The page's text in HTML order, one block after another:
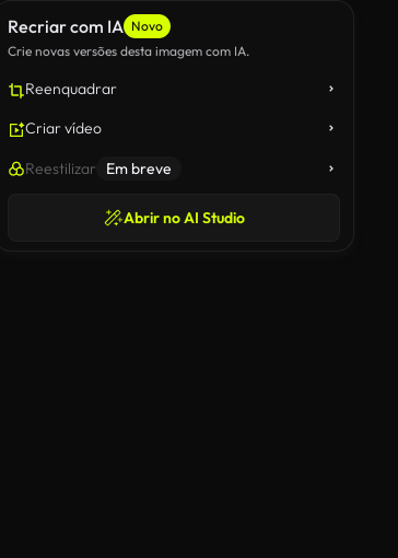
Recriar com IA Novo
Crie novas versões desta imagem com IA.
Reenquadrar
Criar vídeo
Reestilizar Em breve
Abrir no AI Studio
paisagem exuberante.Este momento encantador captura a
alegria e a criatividade em um cenário exterior sereno.